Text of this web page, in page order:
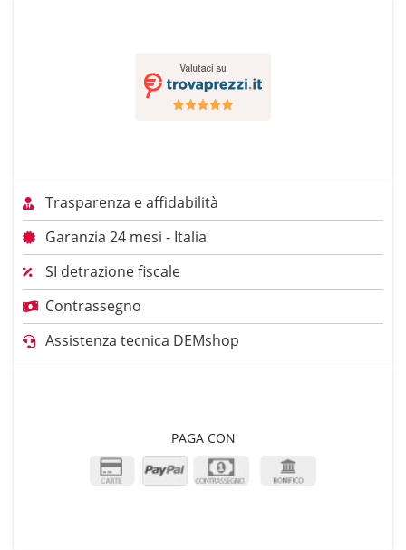
Trasparenza e affidabilità
Garanzia 24 mesi - Italia
SI detrazione fiscale
Contrassegno
Assistenza tecnica DEMshop
PAGA CON